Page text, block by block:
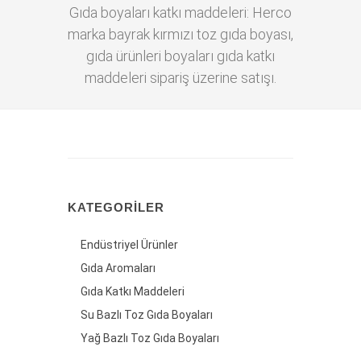
Gıda boyaları katkı maddeleri: Herco
marka bayrak kırmızı toz gıda boyası,
gıda ürünleri boyaları gıda katkı
maddeleri sipariş üzerine satışı.
KATEGORILER
Endüstriyel Ürünler
Gıda Aromaları
Gıda Katkı Maddeleri
Su Bazlı Toz Gıda Boyaları
Yağ Bazlı Toz Gıda Boyaları